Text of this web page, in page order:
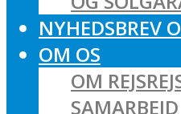
NYHEDSBREV
OM OS
OM
SAMARBEJD